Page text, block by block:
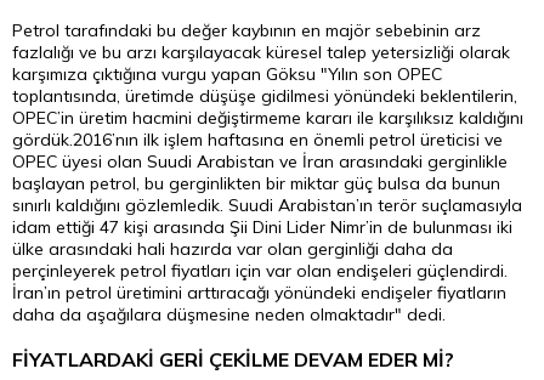
Petrol tarafındaki bu değer kaybının en majör sebebinin arz
fazlalığı ve bu arzı karşılayacak küresel talep yetersizliği olarak
karşımıza çıktığına vurgu yapan Göksu "Yılın son OPEC
toplantısında, üretimde düşüşe gidilmesi yönündeki beklentilerin,
OPEC’in üretim hacmini değiştirmeme kararı ile karşılıksız kaldığını
gördük.2016’nın ilk işlem haftasına en önemli petrol üreticisi ve
OPEC üyesi olan Suudi Arabistan ve İran arasındaki gerginlikle
başlayan petrol, bu gerginlikten bir miktar güç bulsa da bunun
sınırlı kaldığını gözlemledik. Suudi Arabistan’ın terör suçlamasıyla
idam ettiği 47 kişi arasında Şii Dini Lider Nimr’in de bulunması iki
ülke arasındaki hali hazırda var olan gerginliği daha da
perçinleyerek petrol fiyatları için var olan endişeleri güçlendirdi.
İran’ın petrol üretimini arttıracağı yönündeki endişeler fiyatların
daha da aşağılara düşmesine neden olmaktadır" dedi.
FİYATLARDAKİ GERİ ÇEKİLME DEVAM EDER Mİ?